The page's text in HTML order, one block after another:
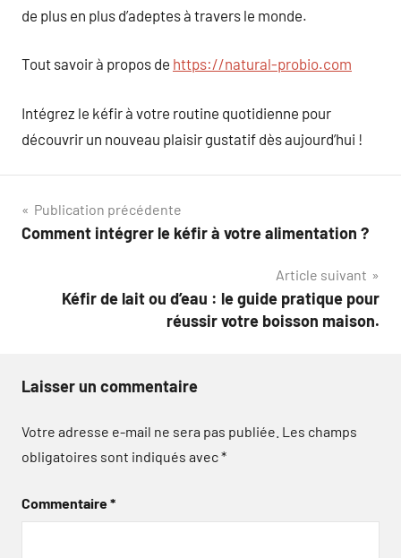
de plus en plus d’adeptes à travers le monde.
Tout savoir à propos de https://natural-probio.com
Intégrez le kéfir à votre routine quotidienne pour
découvrir un nouveau plaisir gustatif dès aujourd’hui !
Navigation
de
Publication précédente
Comment intégrer le kéfir à votre alimentation ?
Article suivant
Kéfir de lait ou d’eau : le guide pratique pour
réussir votre boisson maison.
Laisser un commentaire
Votre adresse e-mail ne sera pas publiée. Les champs
obligatoires sont indiqués avec*
Commentaire*